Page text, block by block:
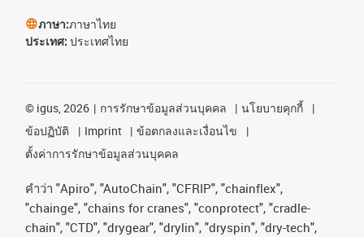
ภาษา:ภาษาไทย
ประเทศ: ประเทศไทย
© igus, 2026 การรักษาข้อมูลส่วนบุคคล
นโยบายคุกกี้
ข้อปฏิบัติ
Imprint
ข้อตกลงและเงื่อนไข
ตั้งค่าการรักษาข้อมูลส่วนบุคคล
คําว่า "Apiro", "AutoChain", "CFRIP", "chainflex",
"chainge", "chains for cranes", "conprotect", "cradle-
chain", "CTD", "drygear", "drylin", "dryspin", "dry-tech",